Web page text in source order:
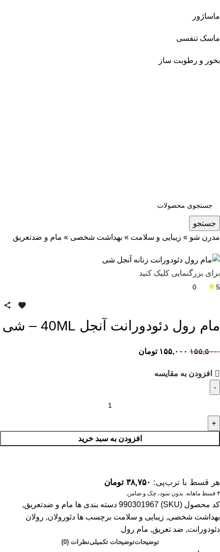
ماساژور
ماسک تنفسی
بخور و رطوبت ساز
جستجو
مدرن شو » زیبایی و سلامت » بهداشت شخصی » مام و ضدتعریق
برای بزرگنمایی کلیک کنید
5
★
مام رول دئودورانت آنجل 40ML – شی
۱۵۵,۵۰۰ ۱۵۵,۰۰۰ تومان
افزودن به مقایسه
افزودن به سبد خرید
هر قسط با ترب‌پی: ۳۸,۷۵۰ تومان
۴ قسط ماهانه. بدون سود، چک و ضامن.
کد محصول (SKU) 990301967 دسته بندی ها مام و ضدتعریق,
بهداشت شخصی, زیبایی و سلامت برچسب ها دئورولان, رولان
دئودورانت, ضد تعریق, مام رول
توضیحاتتوضیحات تکمیلینظرات (0)